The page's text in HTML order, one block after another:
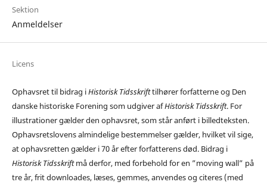
Sektion
Anmeldelser
Licens
Ophavsret til bidrag iHistorisk Tidsskrifttilhører forfatterne og Den
danske historiske Forening som udgiver afHistorisk Tidsskrift. For
illustrationer gælder den ophavsret, som står anført i billedteksten.
Ophavsretslovens almindelige bestemmelser gælder, hvilket vil sige,
at ophavsretten gælder i 70 år efter forfatterens død. Bidrag i
Historisk Tidsskriftmå derfor, med forbehold for en ”moving wall” på
tre år, frit downloades, læses, gemmes, anvendes og citeres (med